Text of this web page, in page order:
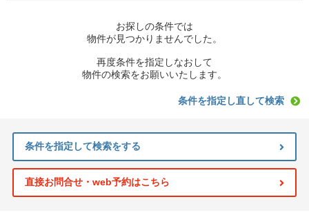
お探しの条件では
物件が見つかりませんでした。
再度条件を指定しなおして
物件の検索をお願いいたします。
条件を指定し直して検索
条件を指定して検索をする
直接お問合せ・web予約はこちら